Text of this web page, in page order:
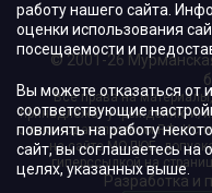
© 2001-26
Все права на
принадлежат учреждению и/
с законодательством РФ.
на сайте МОДЮБ,
гиперссылкой на
Разработка и
работу нашего сайта.
оценки использования
посещаемости и
Вы можете отказаться от
соответствующие
повлиять на работу
сайт, вы соглашаетесь на
целях, указанных выше.